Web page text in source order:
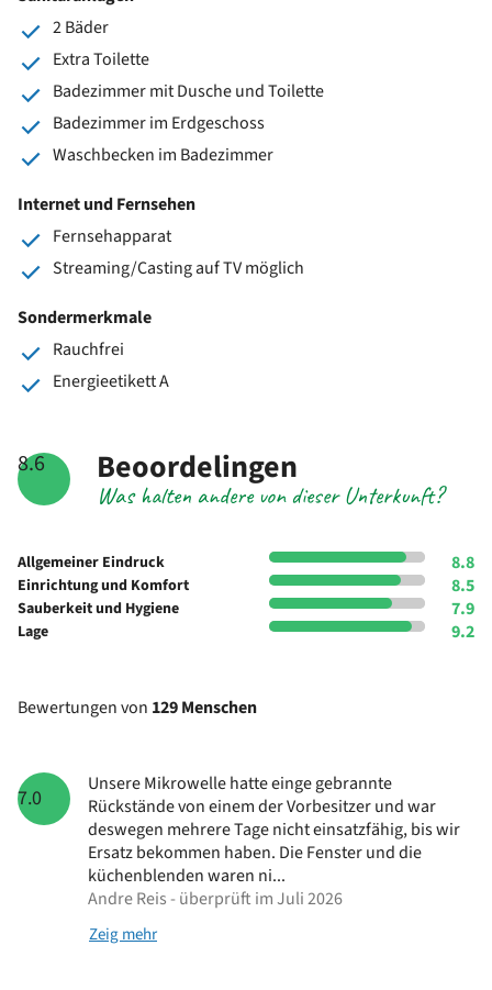
2 Bäder
Extra Toilette
Badezimmer mit Dusche und Toilette
Badezimmer im Erdgeschoss
Waschbecken im Badezimmer
Internet und Fernsehen
Fernsehapparat
Streaming/Casting auf TV möglich
Sondermerkmale
Rauchfrei
Energieetikett A
8.6
Was halten andere von dieser Unterkunft?
Beoordelingen
Allgemeiner Eindruck 8.8
Einrichtung und Komfort 8.5
Sauberkeit und Hygiene 7.9
Lage 9.2
Bewertungen von 129 Menschen
7.0
Unsere Mikrowelle hatte einge gebrannte
Rückstände von einem der Vorbesitzer und war
deswegen mehrere Tage nicht einsatzfähig, bis wir
Ersatz bekommen haben. Die Fenster und die
küchenblenden waren ni...
Andre Reis - überprüft im Juli 2026
Zeig mehr